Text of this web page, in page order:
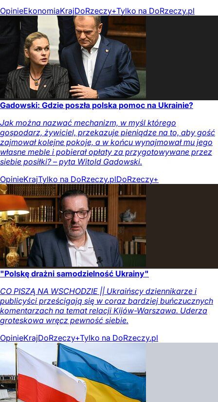
OpinieEkonomiaKrajDoRzeczy+Tylko na DoRzeczy.pl
Gadowski: Gdzie poszła polska pomoc na Ukrainie?
Jak można nazwać mechanizm, w myśl którego
gospodarz, żywiciel, przekazuje pieniądze na to, aby gość
zajmował kolejne pokoje, a w końcu wynajmował mu jego
własne meble i pobierał opłaty za przygotowywane przez
siebie posiłki? – pyta Witold Gadowski.
OpinieKrajTylko na DoRzeczy.plDoRzeczy+
"Polskę drażni samodzielność Ukrainy"
CO PISZĄ NA WSCHODZIE || Ukraińscy dziennikarze i
publicyści prześcigają się w coraz bardziej buńczucznych
komentarzach na temat relacji Kijów-Warszawa. Uderza
groteskowa wręcz pewność siebie.
OpinieKrajDoRzeczy+Tylko na DoRzeczy.pl